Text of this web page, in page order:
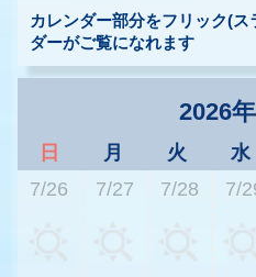
カレンダー部分をフリック(
ダーがご覧になれます
2026
日 月 火 水
7/26
7/27 7/28 7/